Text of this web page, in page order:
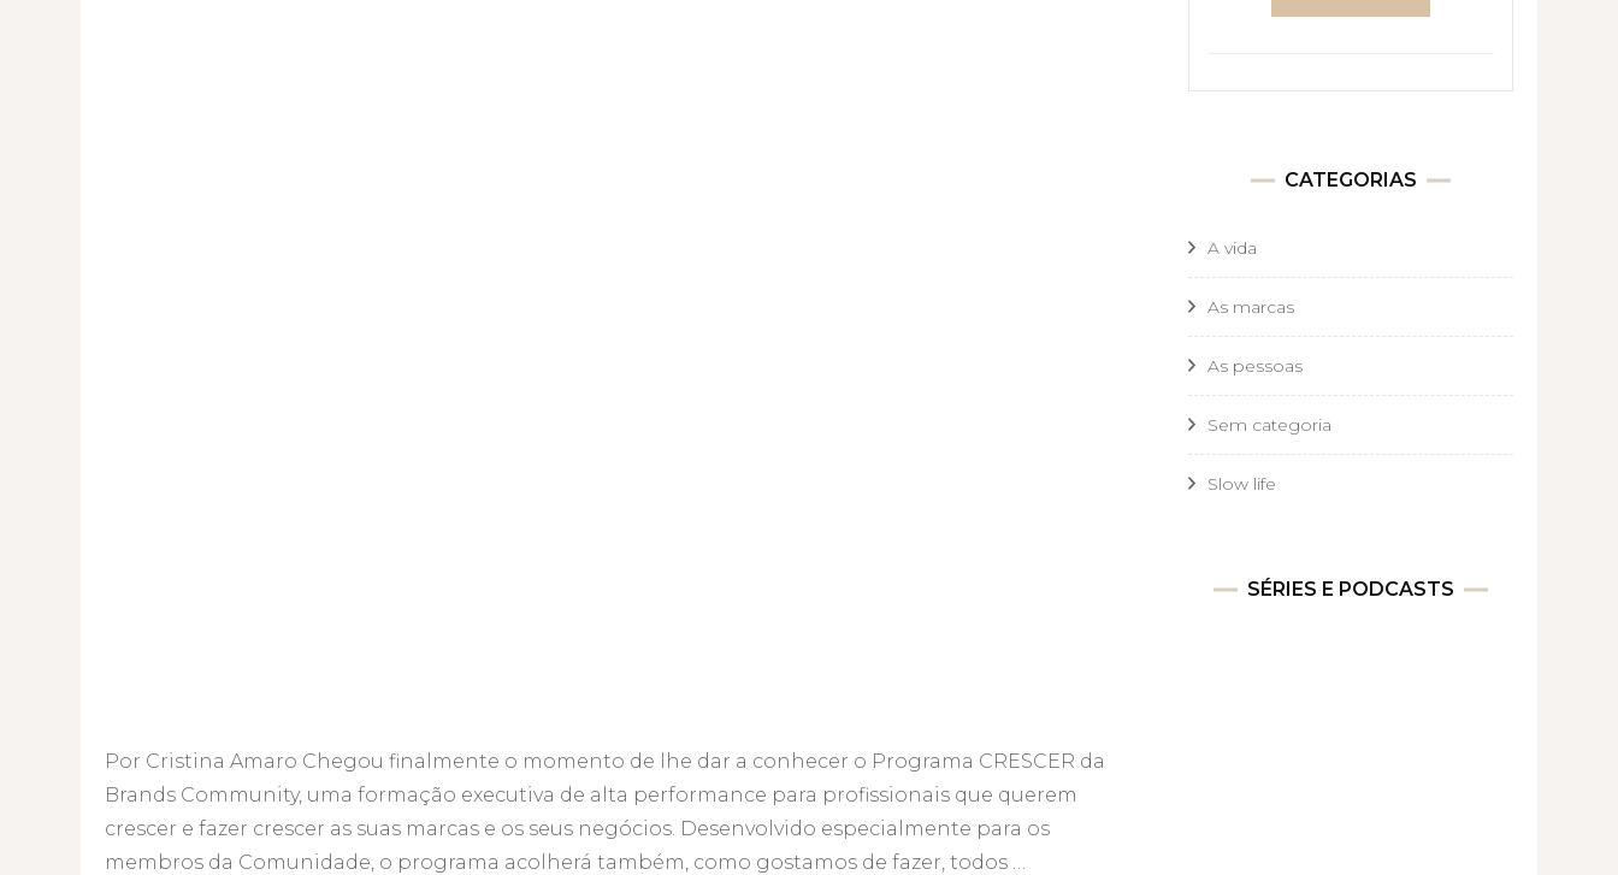
Por Cristina Amaro Chegou finalmente o momento de lhe dar a conhecer o Programa CRESCER da
Brands Community, uma formação executiva de alta performance para profissionais que querem
crescer e fazer crescer as suas marcas e os seus negócios. Desenvolvido especialmente para os
membros da Comunidade, o programa acolherá também, como gostamos de fazer, todos …
CATEGORIAS
A vida
As marcas
As pessoas
Sem categoria
Slow life
SÉRIES E PODCASTS